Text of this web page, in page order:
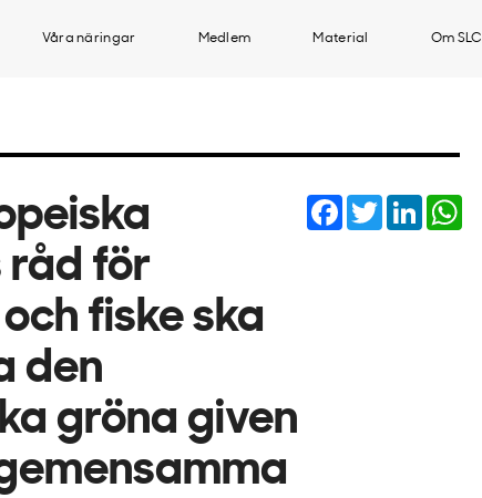
Våra näringar Medlem Material Om SLC
råd för
fiske ska
den
gröna given
Facebook
TwitterLinkedIn